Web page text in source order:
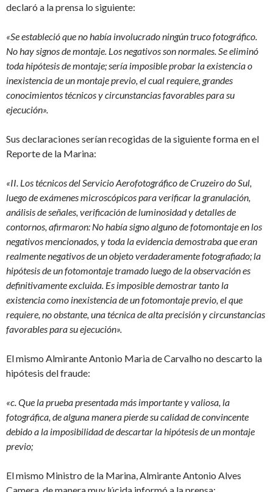
declaró a la prensa lo siguiente:
«Se estableció que no había involucrado ningún truco fotográfico.
No hay signos de montaje. Los negativos son normales. Se eliminó
toda hipótesis de montaje; sería imposible probar la existencia o
inexistencia de un montaje previo, el cual requiere, grandes
conocimientos técnicos y circunstancias favorables para su
ejecución».
Sus declaraciones serían recogidas de la siguiente forma en el
Reporte de la Marina:
«II. Los técnicos del Servicio Aerofotográfico de Cruzeiro do Sul,
luego de exámenes microscópicos para verificar la granulación,
análisis de señales, verificación de luminosidad y detalles de
contornos, afirmaron: No había signo alguno de fotomontaje en los
negativos mencionados, y toda la evidencia demostraba que eran
realmente negativos de un objeto verdaderamente fotografiado; la
hipótesis de un fotomontaje tramado luego de la observación es
definitivamente excluida. Es imposible demostrar tanto la
existencia como inexistencia de un fotomontaje previo, el que
requiere, no obstante, una técnica de alta precisión y circunstancias
favorables para su ejecución».
El mismo Almirante Antonio Maria de Carvalho no descarto la
hipótesis del fraude:
«c. Que la prueba presentada más importante y valiosa, la
fotográfica, de alguna manera pierde su calidad de convincente
debido a la imposibilidad de descartar la hipótesis de un montaje
previo;
El mismo Ministro de la Marina, Almirante Antonio Alves